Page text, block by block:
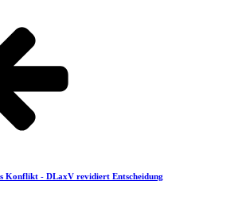
Konflikt - DLaxV revidiert Entscheidung